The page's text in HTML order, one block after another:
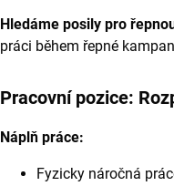
Hledáme posily pro
práci během řepné
Pracovní pozice:
Náplň práce:
Fyzicky náročná